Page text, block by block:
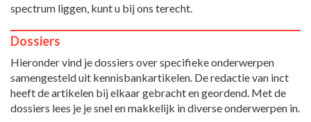
spectrum liggen, kunt u bij ons terecht.
Dossiers
Hieronder vind je dossiers over specifieke onderwerpen
samengesteld uit kennisbankartikelen. De redactie van inct
heeft de artikelen bij elkaar gebracht en geordend. Met de
dossiers lees je je snel en makkelijk in diverse onderwerpen in.